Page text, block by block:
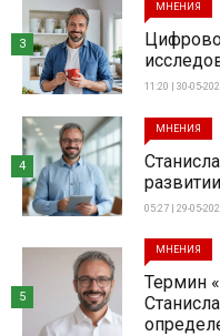
МНЕНИЯ
11:20 | 30-05-
3
МНЕНИЯ
05:27 | 29-05-
4
МНЕНИЯ
Термин
5